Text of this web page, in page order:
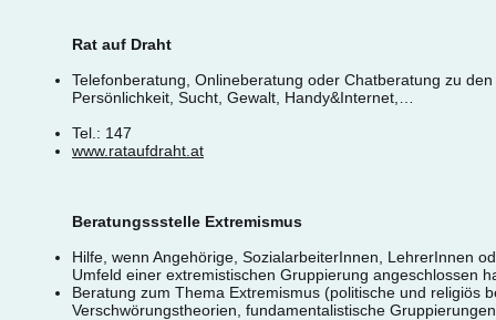
Rat auf Draht
Telefonberatung, Onlineberatung oder Chatberatung zu
Persönlichkeit, Sucht, Gewalt, Handy&Internet,…
Tel.: 147
www.rataufdraht.at
Beratungssstelle Extremismus
Hilfe, wenn Angehörige, SozialarbeiterInnen, LehrerInnen
Umfeld einer extremistischen Gruppierung angeschlossen
Beratung zum Thema Extremismus (politische und religiös
Verschwörungstheorien, fundamentalistische